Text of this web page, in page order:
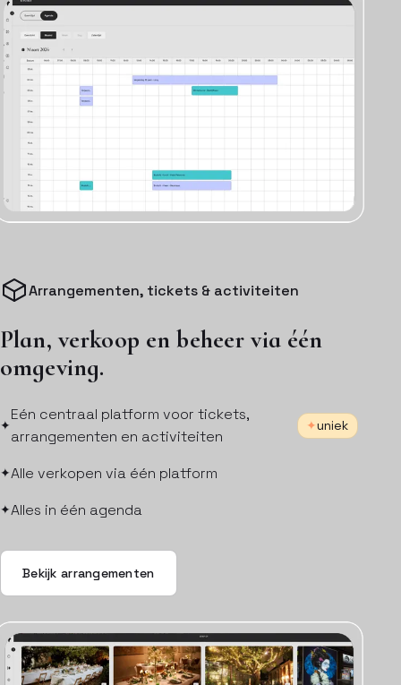
Arrangementen, tickets & activiteiten
Plan, verkoop en beheer via één
omgeving.
Eén centraal platform voor tickets,
arrangementen en activiteiten
uniek
Alle verkopen via één platform
Alles in één agenda
Bekijk arrangementen